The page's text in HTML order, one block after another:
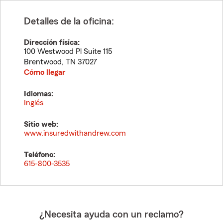
Detalles de la oficina:
Dirección física:
100 Westwood Pl Suite 115
Brentwood, TN 37027
Cómo llegar
Idiomas:
Inglés
Sitio web:
www.insuredwithandrew.com
Teléfono:
615-800-3535
¿Necesita ayuda con un reclamo?